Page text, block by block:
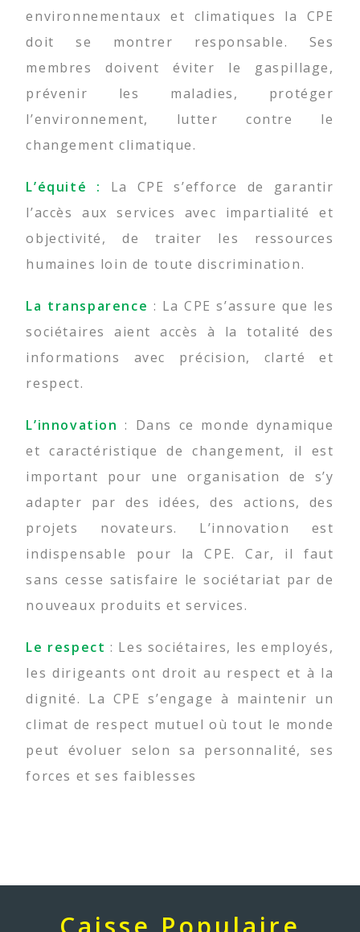
environnementaux et climatiques la CPE
doit se montrer responsable. Ses
membres doivent éviter le gaspillage,
prévenir les maladies, protéger
l’environnement, lutter contre le
changement climatique.
L’équité : La CPE s’efforce de garantir
l’accès aux services avec impartialité et
objectivité, de traiter les ressources
humaines loin de toute discrimination.
La transparence : La CPE s’assure que les
sociétaires aient accès à la totalité des
informations avec précision, clarté et
respect.
L’innovation : Dans ce monde dynamique
et caractéristique de changement, il est
important pour une organisation de s’y
adapter par des idées, des actions, des
projets novateurs. L’innovation est
indispensable pour la CPE. Car, il faut
sans cesse satisfaire le sociétariat par de
nouveaux produits et services.
Le respect : Les sociétaires, les employés,
les dirigeants ont droit au respect et à la
dignité. La CPE s’engage à maintenir un
climat de respect mutuel où tout le monde
peut évoluer selon sa personnalité, ses
forces et ses faiblesses